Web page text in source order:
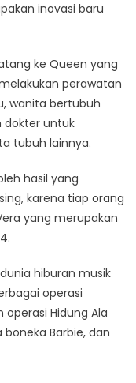
inovasi baru
ke Queen yang
perawatan
wanita bertubuh
dokter untuk
tubuh lainnya.
hasil yang
karena tiap orang
yang merupakan
hiburan musik
operasi
Hidung Ala
boneka Barbie, dan